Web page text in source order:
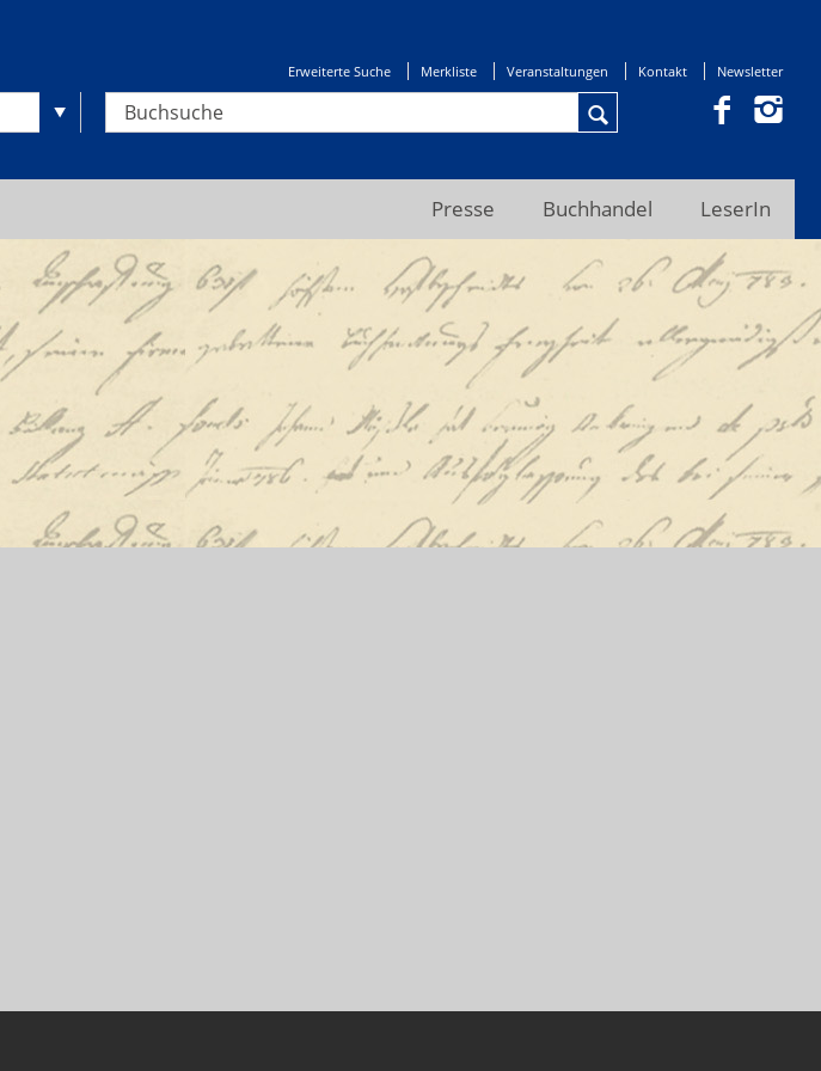
Erweiterte Suche Merkliste Veranstaltungen Kontakt Newsletter
Presse Buchhandel LeserIn